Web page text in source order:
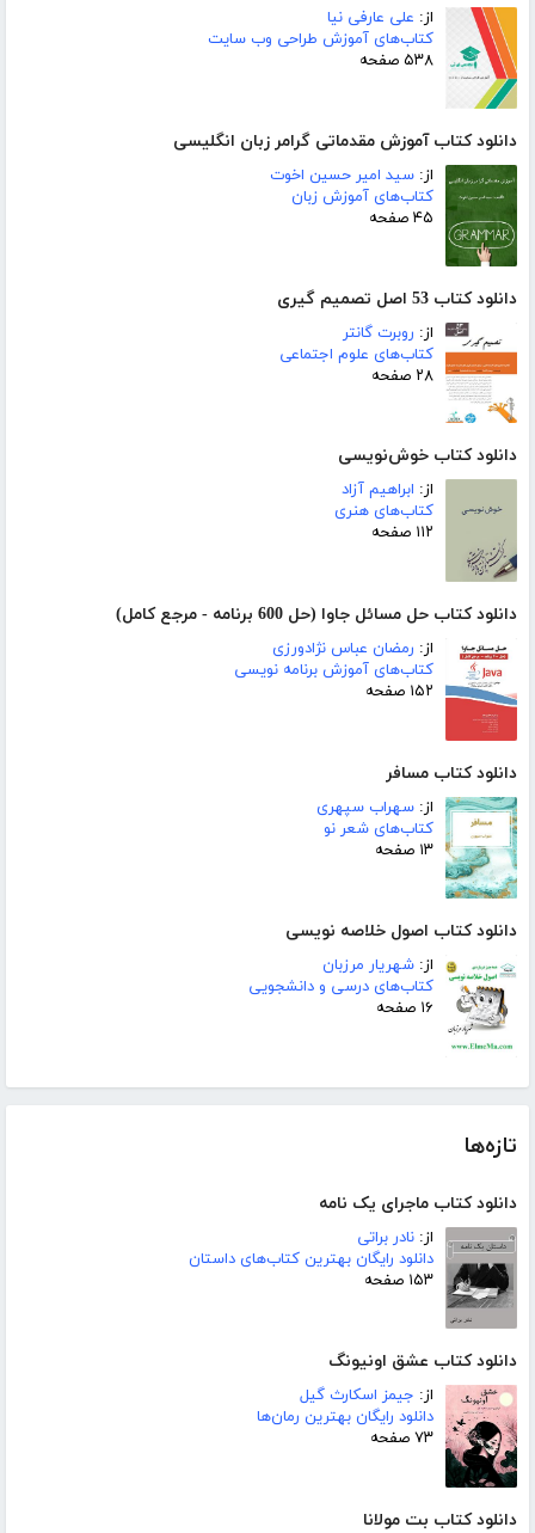
از: علی عارفی نیا
کتاب‌های آموزش طراحی وب سایت
۵۳۸ صفحه
دانلود کتاب آموزش مقدماتی گرامر زبان انگلیسی
از: سید امیر حسین اخوت
کتاب‌های آموزش زبان
۴۵ صفحه
دانلود کتاب 53 اصل تصمیم گیری
از: روبرت گانتر
کتاب‌های علوم اجتماعی
۲۸ صفحه
دانلود کتاب خوش‌نویسی
از: ابراهیم آزاد
کتاب‌های هنری
۱۱۲ صفحه
دانلود کتاب حل مسائل جاوا (حل 600 برنامه - مرجع کامل)
از: رمضان عباس نژادورزی
کتاب‌های آموزش برنامه نویسی
۱۵۲ صفحه
دانلود کتاب مسافر
از: سهراب سپهری
کتاب‌های شعر نو
۱۳ صفحه
دانلود کتاب اصول خلاصه نویسی
از: شهریار مرزبان
کتاب‌های درسی و دانشجویی
۱۶ صفحه
تازه‌ها
دانلود کتاب ماجرای یک نامه
از: نادر براتی
دانلود رایگان بهترین کتاب‌های داستان
۱۵۳ صفحه
دانلود کتاب عشق اونیونگ
از: جیمز اسکارث گیل
دانلود رایگان بهترین رمان‌ها
۷۳ صفحه
دانلود کتاب بت مولانا